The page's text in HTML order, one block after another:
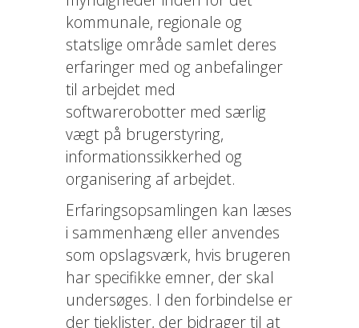
kommunale, regionale og
statslige område samlet deres
erfaringer med og anbefalinger
til arbejdet med
softwarerobotter med særlig
vægt på brugerstyring,
informationssikkerhed og
organisering af arbejdet.
Erfaringsopsamlingen kan læses
i sammenhæng eller anvendes
som opslagsværk, hvis brugeren
har specifikke emner, der skal
undersøges. I den forbindelse er
der tjeklister, der bidrager til at